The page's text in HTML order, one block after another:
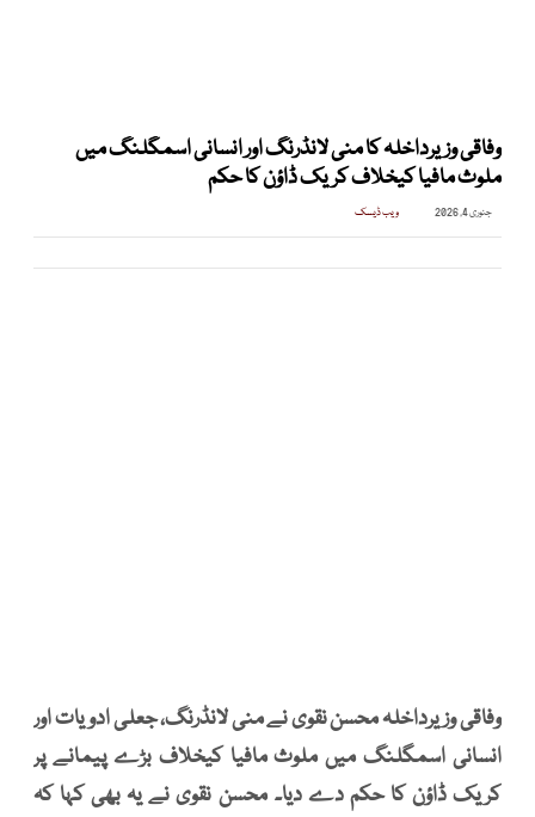
وفاقی وزیرداخلہ کا منی لانڈرنگ اور انسانی اسمگلنگ میں
ملوث مافیا کیخلاف کریک ڈاؤن کا حکم
جنوری 4, 2026 ویب ڈیسک
وفاقی وزیرداخلہ محسن نقوی نے منی لانڈرنگ، جعلی ادویات اور
انسانی اسمگلنگ میں ملوث مافیا کیخلاف بڑے پیمانے پر
کریک ڈاؤن کا حکم دے دیا۔ محسن نقوی نے یہ بھی کہا کہ